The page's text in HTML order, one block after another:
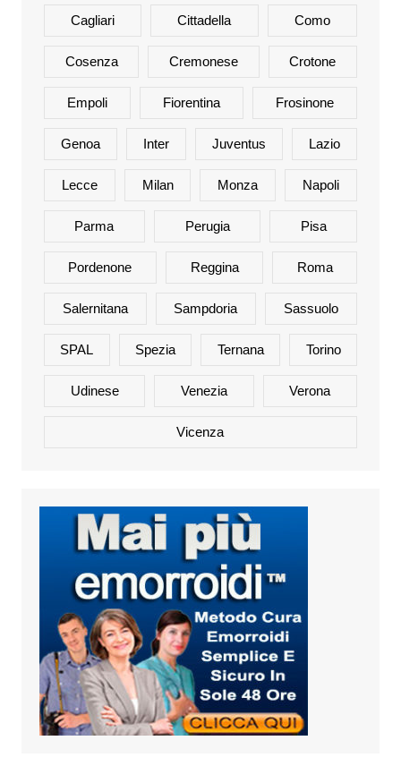
Cagliari Cittadella Como
Cosenza Cremonese Crotone
Empoli Fiorentina Frosinone
Genoa Inter Juventus Lazio
Lecce Milan Monza Napoli
Parma Perugia Pisa
Pordenone Reggina Roma
Salernitana Sampdoria Sassuolo
SPAL Spezia Ternana Torino
Udinese Venezia Verona
Vicenza